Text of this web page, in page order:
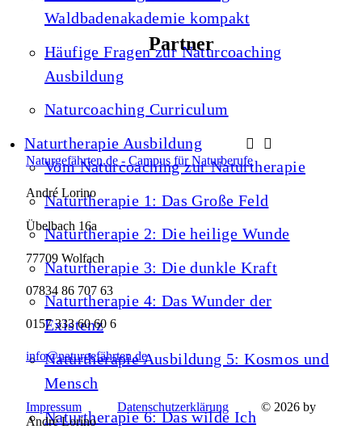
Waldbadenakademie kompakt
Häufige Fragen zur Naturcoaching
Ausbildung
Naturcoaching Curriculum
Naturtherapie Ausbildung
Vom Naturcoaching zur Naturtherapie
Naturtherapie 1: Das Große Feld
Naturtherapie 2: Die heilige Wunde
Naturtherapie 3: Die dunkle Kraft
Naturtherapie 4: Das Wunder der
Existenz
Naturtherapie Ausbildung 5: Kosmos und
Mensch
Naturtherapie 6: Das wilde Ich
Partner
Naturgefährten.de - Campus für Naturberufe
André Lorino
Übelbach 16a
77709 Wolfach
07834 86 707 63
0157 333 60 60 6
info@naturgefährten.de
Impressum Datenschutzerklärung © 2026 by
André Lorino